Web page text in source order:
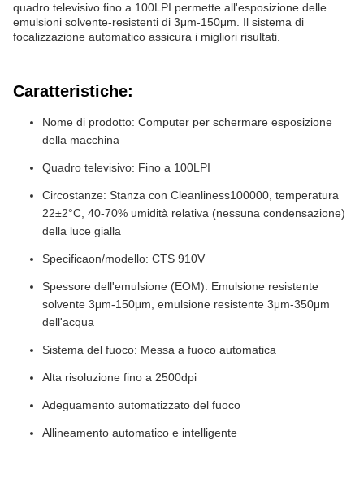
quadro televisivo fino a 100LPI permette all'esposizione delle
emulsioni solvente-resistenti di 3μm-150μm. Il sistema di
focalizzazione automatico assicura i migliori risultati.
Caratteristiche:
Nome di prodotto: Computer per schermare esposizione
della macchina
Quadro televisivo: Fino a 100LPI
Circostanze: Stanza con Cleanliness100000, temperatura
22±2°C, 40-70% umidità relativa (nessuna condensazione)
della luce gialla
Specificaon/modello: CTS 910V
Spessore dell'emulsione (EOM): Emulsione resistente
solvente 3μm-150μm, emulsione resistente 3μm-350μm
dell'acqua
Sistema del fuoco: Messa a fuoco automatica
Alta risoluzione fino a 2500dpi
Adeguamento automatizzato del fuoco
Allineamento automatico e intelligente